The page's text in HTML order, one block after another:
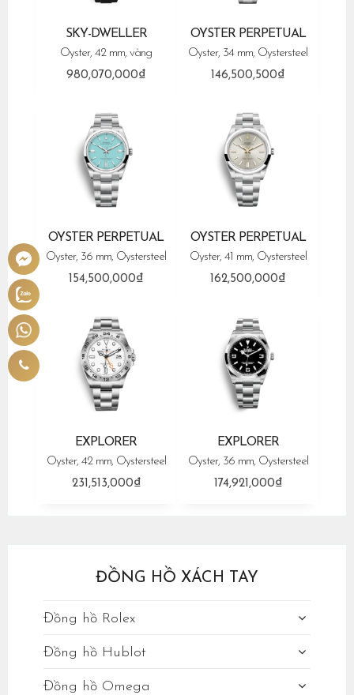
SKY-DWELLER
Oyster, 42 mm, vàng
980,070,000₫
OYSTER PERPETUAL
Oyster, 34 mm, Oystersteel
146,500,500₫
OYSTER PERPETUAL
Oyster, 36 mm, Oystersteel
154,500,000₫
OYSTER PERPETUAL
Oyster, 41 mm, Oystersteel
162,500,000₫
EXPLORER
Oyster, 42 mm, Oystersteel
231,513,000₫
EXPLORER
Oyster, 36 mm, Oystersteel
174,921,000₫
ĐỒNG HỒ XÁCH TAY
Đồng hồ Rolex
Đồng hồ Hublot
Đồng hồ Omega